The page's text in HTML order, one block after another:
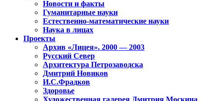
Новости и факты
Гуманитарные науки
Естественно-математические науки
Наука в лицах
Проекты
Архив «Лицея». 2000 — 2003
Русский Север
Архитектура Петрозаводска
Дмитрий Новиков
И.С.Фрадков
Здоровье